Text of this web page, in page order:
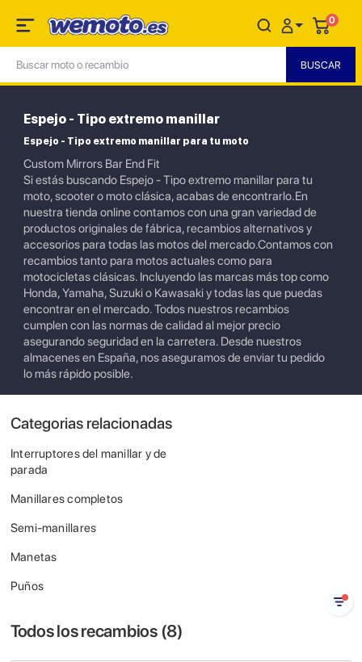
0
Espejo - Tipo extremo manillar
Espejo - Tipo extremo manillar para tu moto
Custom Mirrors Bar End Fit
Si estás buscando Espejo - Tipo extremo manillar para tu
moto, scooter o moto clásica, acabas de encontrarlo.En
nuestra tienda online contamos con una gran variedad de
productos originales de fábrica, recambios alternativos y
accesorios para todas las motos del mercado.Contamos con
recambios tanto para motos actuales como para
motocicletas clásicas. Incluyendo las marcas más top como
Honda, Yamaha, Suzuki o Kawasaki y todas las que puedas
encontrar en el mercado. Todos nuestros recambios
cumplen con las normas de calidad al mejor precio
asegurando seguridad en la carretera. Desde nuestros
almacenes en España, nos aseguramos de enviar tu pedido
lo más rápido posible.
Categorias relacionadas
Interruptores del manillar y de
parada
Manillares completos
Semi-manillares
Manetas
Puños
Todos los recambios (8)